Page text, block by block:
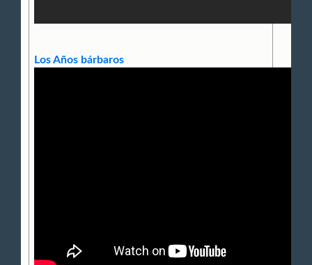
Los Años bárbaros